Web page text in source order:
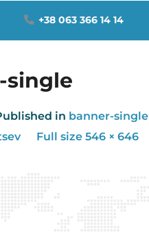
+38 063 366 14 14
single
in banner-single
Full size 546 × 646